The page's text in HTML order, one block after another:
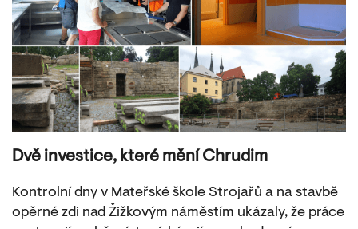
Dvě investice, které mění Chrudim
Kontrolní dny v Mateřské škole Strojařů a na stavbě
opěrné zdi nad Žižkovým náměstím ukázaly, že práce